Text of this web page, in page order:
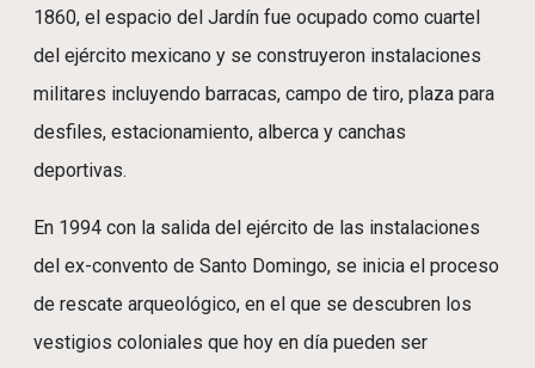
1860, el espacio del Jardín fue ocupado como cuartel
del ejército mexicano y se construyeron instalaciones
militares incluyendo barracas, campo de tiro, plaza para
desfiles, estacionamiento, alberca y canchas
deportivas.
En 1994 con la salida del ejército de las instalaciones
del ex-convento de Santo Domingo, se inicia el proceso
de rescate arqueológico, en el que se descubren los
vestigios coloniales que hoy en día pueden ser